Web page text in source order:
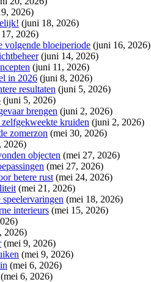
2026)
(juni 18, 2026)
2026)
volgende bloeiperiode (juni 16, 2026)
(juni 14, 2026)
(juni 11, 2026)
in 2026 (juni 8, 2026)
resultaten (juni 5, 2026)
(juni 5, 2026)
brengen (juni 2, 2026)
kruiden (juni 2, 2026)
zomerzon (mei 30, 2026)
2026)
objecten (mei 27, 2026)
(mei 27, 2026)
betere rust (mei 24, 2026)
(mei 21, 2026)
(mei 18, 2026)
interieurs (mei 15, 2026)
2026)
(mei 9, 2026)
(mei 9, 2026)
(mei 6, 2026)
(mei 6, 2026)